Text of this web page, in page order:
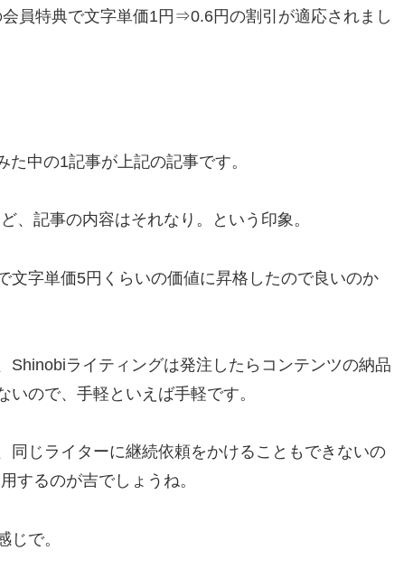
員特典で文字単価1円⇒0.6円の割引が適応されまし
中の1記事が上記の記事です。
、記事の内容はそれなり。という印象。
文字単価5円くらいの価値に昇格したので良いのか
Shinobiライティングは発注したらコンテンツの納品
ので、手軽といえば手軽です。
同じライターに継続依頼をかけることもできないの
するのが吉でしょうね。
で。